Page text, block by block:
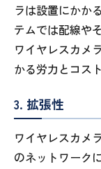
ラは設置にかか
テムでは配線や
ワイヤレスカメ
かる労力とコス
3. 拡張性
ワイヤレスカメ
のネットワーク